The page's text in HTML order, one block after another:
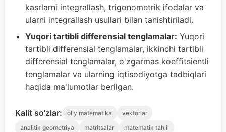
kasrlarni integrallash, trigonometrik ifodalar va
ularni integrallash usullari bilan tanishtiriladi.
Yuqori tartibli differensial tenglamalar: Yuqori
tartibli differensial tenglamalar, ikkinchi tartibli
differensial tenglamalar, o'zgarmas koeffitsientli
tenglamalar va ularning iqtisodiyotga tadbiqlari
haqida ma'lumotlar berilgan.
Kalit so'zlar: oliy matematika
vektorlar
analitik geometriya
matritsalar
matematik tahlil